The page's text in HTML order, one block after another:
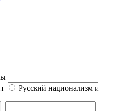
Русский национализм и